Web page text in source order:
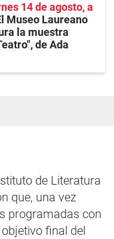
14 de agosto, a
Museo Laureano
la muestra
de Ada
de Literatura
que, una vez
programadas con
final del